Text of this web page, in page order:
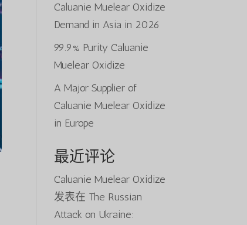
Caluanie Muelear Oxidize
Demand in Asia in 2026
99.9% Purity Caluanie
Muelear Oxidize
A Major Supplier of
Caluanie Muelear Oxidize
in Europe
最近评论
Caluanie Muelear Oxidize
发表在 The Russian
Attack on Ukraine: